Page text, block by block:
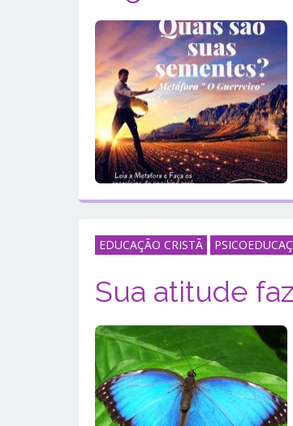
EDUCAÇÃO CRISTÃ
Sua atitude